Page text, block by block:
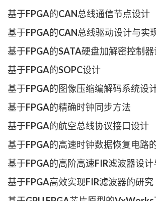
基于FPGA的CAN总线通信节点设计
基于FPGA的CAN总线驱动设计与实
基于FPGA的SATA硬盘加解密控制
基于FPGA的SOPC设计
基于FPGA的图像压缩编解码系统设
基于FPGA的精确时钟同步方法
基于FPGA的航空总线协议接口设计
基于FPGA的高速时钟数据恢复电路
基于FPGA的高阶高速FIR滤波器设计
基于FPGA高效实现FIR滤波器的研究